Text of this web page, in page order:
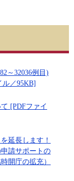
～32036例目)
／95KB]
[PDFファイ
延長します！
請サポートの
開庁の拡充）